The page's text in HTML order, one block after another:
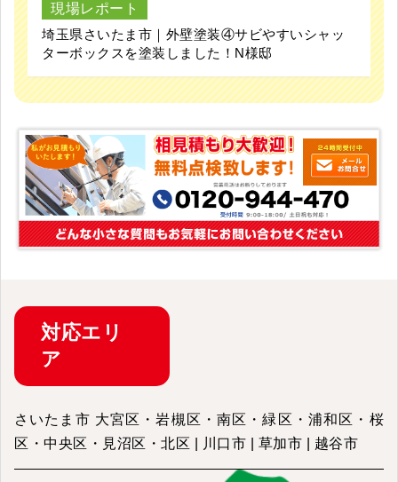
現場レポート
埼玉県さいたま市｜外壁塗装④サビやすいシャッ
ターボックスを塗装しました！N様邸
対応エリ
ア
さいたま市 大宮区・岩槻区・南区・緑区・浦和区・桜
区・中央区・見沼区・北区 | 川口市 | 草加市 | 越谷市